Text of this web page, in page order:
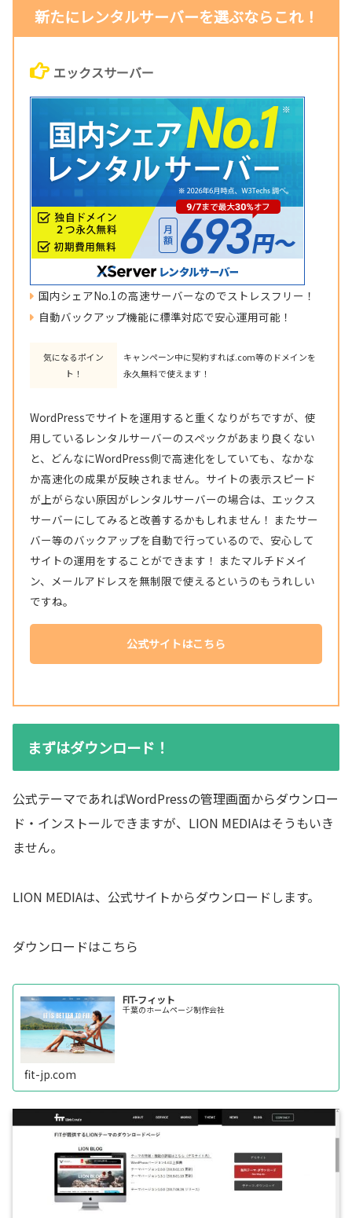
新たにレンタルサーバーを選ぶならこれ！
エックスサーバー
国内シェアNo.1の高速サーバーなのでストレスフリー！
自動バックアップ機能に標準対応で安心運用可能！
気になるポイン
ト！
キャンペーン中に契約すれば.com等のドメインを
永久無料で使えます！
WordPressでサイトを運用すると重くなりがちですが、使
用しているレンタルサーバーのスペックがあまり良くない
と、どんなにWordPress側で高速化をしていても、なかな
か高速化の成果が反映されません。サイトの表示スピード
が上がらない原因がレンタルサーバーの場合は、エックス
サーバーにしてみると改善するかもしれません！ またサー
バー等のバックアップを自動で行っているので、安心して
サイトの運用をすることができます！ またマルチドメイ
ン、メールアドレスを無制限で使えるというのもうれしい
ですね。
公式サイトはこちら
まずはダウンロード！
公式テーマであればWordPressの管理画面からダウンロー
ド・インストールできますが、LION MEDIAはそうもいき
ません。
LION MEDIAは、公式サイトからダウンロードします。
ダウンロードはこちら
FIT-フィット
千葉のホームページ制作会社
fit-jp.com